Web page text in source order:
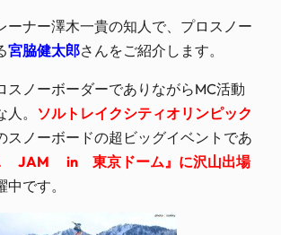
ーナー澤木一貴の知人で、プロスノー
宮脇健太郎さんをご紹介します。
スノーボーダーでありながらMC活動
。 ソルトレイクシティオリンピック
スノーボードの超ビッグイベントであ
JAM in 東京ドーム』に沢山出場
です。